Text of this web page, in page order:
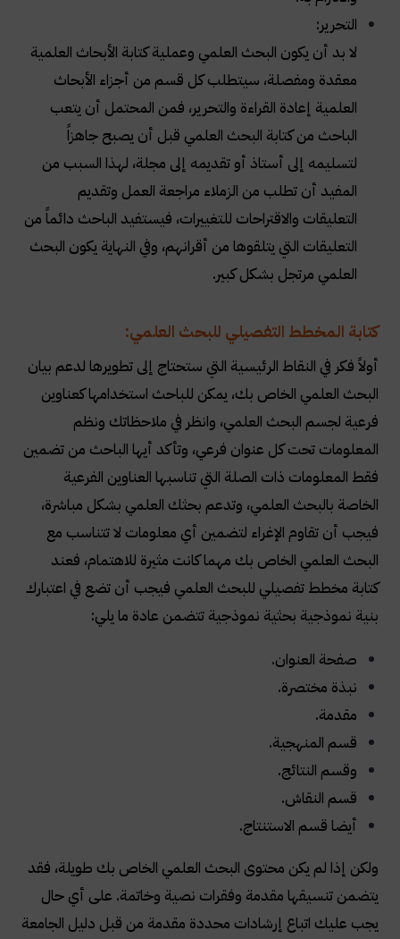
التحرير:
لا بد أن يكون البحث العلمي وعملية كتابة الأبحاث العلمية
معقدة ومفصلة، سيتطلب كل قسم من أجزاء الأبحاث
العلمية إعادة القراءة والتحرير، فمن المحتمل أن يتعب
الباحث من كتابة البحث العلمي قبل أن يصبح جاهزاً
لتسليمه إلى أستاذ أو تقديمه إلى مجلة، لهذا السبب من
المفيد أن تطلب من الزملاء مراجعة العمل وتقديم
التعليقات والاقتراحات للتغييرات، فيستفيد الباحث دائماً من
التعليقات التي يتلقوها من أقرانهم، وفي النهاية يكون البحث
العلمي مرتجل بشكل كبير.
كتابة المخطط التفصيلي للبحث العلمي:
أولاً فكر في النقاط الرئيسية التي ستحتاج إلى تطويرها لدعم بيان
البحث العلمي الخاص بك، يمكن للباحث استخدامها كعناوين
فرعية لجسم البحث العلمي، وانظر في ملاحظاتك ونظم
المعلومات تحت كل عنوان فرعي، وتأكد أيها الباحث من تضمين
فقط المعلومات ذات الصلة التي تناسبها العناوين الفرعية
الخاصة بالبحث العلمي، وتدعم بحثك العلمي بشكل مباشرة،
فيجب أن تقاوم الإغراء لتضمين أي معلومات لا تتناسب مع
البحث العلمي الخاص بك مهما كانت مثيرة للاهتمام، فعند
كتابة مخطط تفصيلي للبحث العلمي فيجب أن تضع في اعتبارك
بنية نموذجية بحثية نموذجية تتضمن عادة ما يلي:
صفحة العنوان.
نبذة مختصرة.
مقدمة.
قسم المنهجية.
وقسم النتائج.
قسم النقاش.
أيضا قسم الاستنتاج.
ولكن إذا لم يكن محتوى البحث العلمي الخاص بك طويلة، فقد
يتضمن تنسيقها مقدمة وفقرات نصية وخاتمة. على أي حال
يجب عليك اتباع إرشادات محددة مقدمة من قبل دليل الجامعة